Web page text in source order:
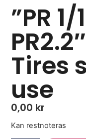
”PR
Tires
use
0,00 kr
Kan restnoteras